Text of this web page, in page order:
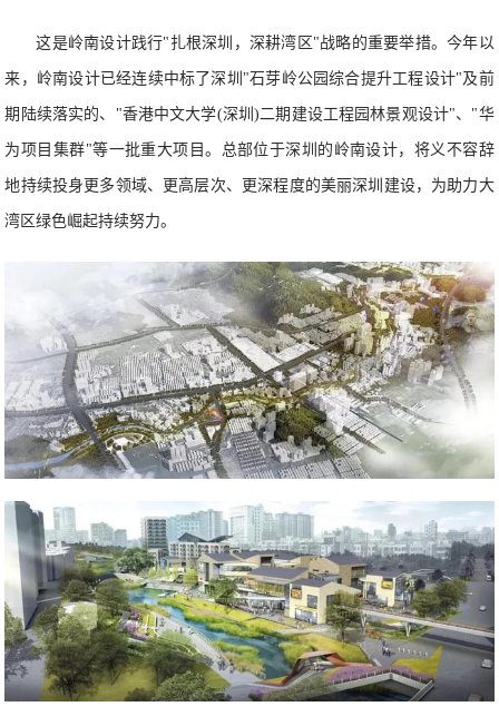
这是岭南设计践行"扎根深圳，深耕湾区"战略的重要举措。今年以
来，岭南设计已经连续中标了深圳"石芽岭公园综合提升工程设计"及前
期陆续落实的、"香港中文大学(深圳)二期建设工程园林景观设计"、"华
为项目集群"等一批重大项目。总部位于深圳的岭南设计，将义不容辞
地持续投身更多领域、更高层次、更深程度的美丽深圳建设，为助力大
湾区绿色崛起持续努力。